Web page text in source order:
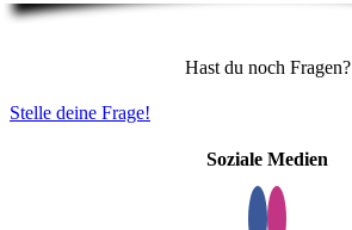
Hast du noch Fragen?
Stelle deine Frage!
Soziale Medien